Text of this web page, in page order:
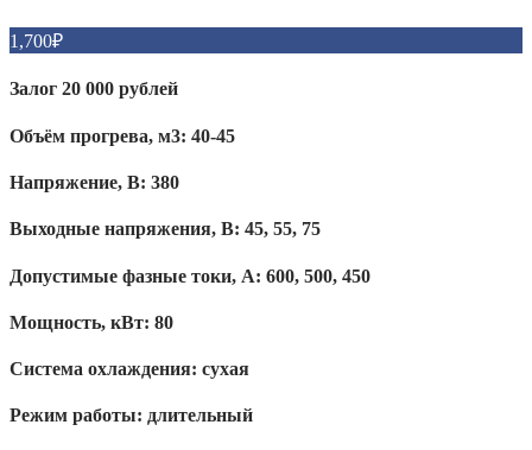
1,700₽
Залог 20 000 рублей
Объём прогрева, м3: 40-45
Напряжение, В: 380
Выходные напряжения, В: 45, 55, 75
Допустимые фазные токи, А: 600, 500, 450
Мощность, кВт: 80
Система охлаждения: сухая
Режим работы: длительный